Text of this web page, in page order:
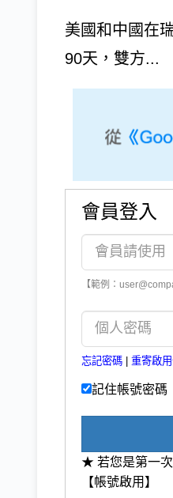
美國和中國在
90天，雙方...
會員登入
【範例：
忘記密碼 重寄啟
記住帳號密碼
★ 若您是第一
【帳號啟用】